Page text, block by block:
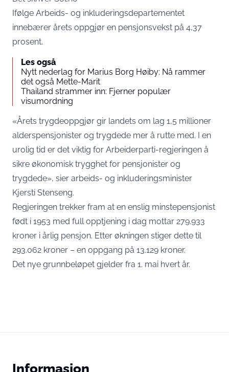
Ifølge Arbeids- og inkluderingsdepartementet
innebærer årets oppgjør en pensjonsvekst på 4,37
prosent.
Les også
Nytt nederlag for Marius Borg Høiby: Nå rammer
det også Mette-Marit
Thailand strammer inn: Fjerner populær
visumordning
«Årets trygdeoppgjør gir landets om lag 1,5 millioner
alderspensjonister og trygdede mer å rutte med. I en
urolig tid er det viktig for Arbeiderparti-regjeringen å
sikre økonomisk trygghet for pensjonister og
trygdede», sier arbeids- og inkluderingsminister
Kjersti Stenseng.
Regjeringen trekker fram at en enslig minstepensjonist
født i 1953 med full opptjening i dag mottar 279.933
kroner i årlig pensjon. Etter økningen stiger dette til
293.062 kroner – en oppgang på 13.129 kroner.
Det nye grunnbeløpet gjelder fra 1. mai hvert år.
Informasjon